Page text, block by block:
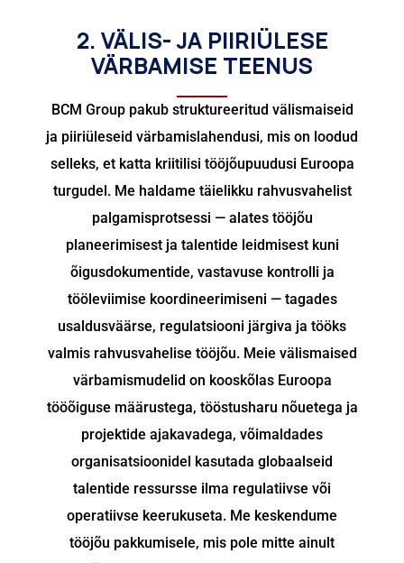
2. VÄLIS- JA PIIRIÜLESE
VÄRBAMISE TEENUS
BCM Group pakub struktureeritud välismaiseid
ja piiriüleseid värbamislahendusi, mis on loodud
selleks, et katta kriitilisi tööjõupuudusi Euroopa
turgudel. Me haldame täielikku rahvusvahelist
palgamisprotsessi — alates tööjõu
planeerimisest ja talentide leidmisest kuni
õigusdokumentide, vastavuse kontrolli ja
tööleviimise koordineerimiseni — tagades
usaldusväärse, regulatsiooni järgiva ja tööks
valmis rahvusvahelise tööjõu. Meie välismaised
värbamismudelid on kooskõlas Euroopa
tööõiguse määrustega, tööstusharu nõuetega ja
projektide ajakavadega, võimaldades
organisatsioonidel kasutada globaalseid
talentide ressursse ilma regulatiivse või
operatiivse keerukuseta. Me keskendume
tööjõu pakkumisele, mis pole mitte ainult